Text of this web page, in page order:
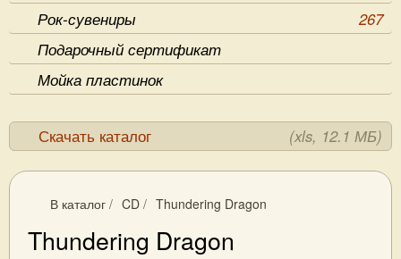
Рок-сувениры
267
Подарочный сертификат
Мойка пластинок
Скачать каталог (xls, 12.1 МБ)
В каталог / CD / Thundering Dragon
Thundering Dragon